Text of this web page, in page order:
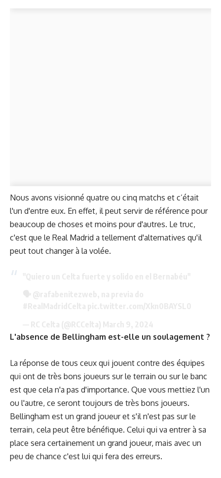
Nous avons visionné quatre ou cinq matchs et c’était
l'un d'entre eux. En effet, il peut servir de référence pour
beaucoup de choses et moins pour d'autres. Le truc,
c'est que le Real Madrid a tellement d'alternatives qu'il
peut tout changer à la volée.
L'absence de Bellingham est-elle un soulagement ?
La réponse de tous ceux qui jouent contre des équipes
qui ont de très bons joueurs sur le terrain ou sur le banc
est que cela n'a pas d'importance. Que vous mettiez l'un
ou l'autre, ce seront toujours de très bons joueurs.
Bellingham est un grand joueur et s'il n'est pas sur le
terrain, cela peut être bénéfique. Celui qui va entrer à sa
place sera certainement un grand joueur, mais avec un
peu de chance c'est lui qui fera des erreurs.